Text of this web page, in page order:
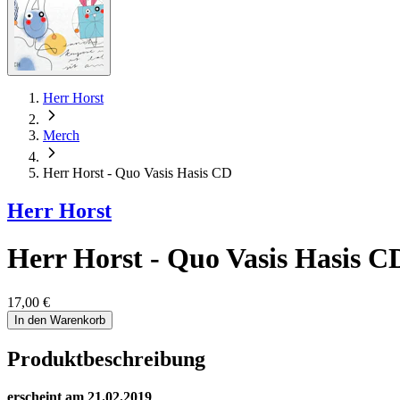
Herr Horst
Merch
Herr Horst - Quo Vasis Hasis CD
Herr Horst
Herr Horst - Quo Vasis Hasis
17,00 €
In den Warenkorb
Produktbeschreibung
erscheint am 21.02.2019